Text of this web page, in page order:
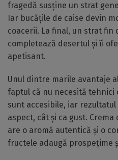
fragedă susține un strat
Iar bucățile de caise devin
coacerii. La final, un strat fin
completează desertul și îi
apetisant.
Unul dintre marile avantaje
faptul că nu necesită
sunt accesibile, iar
aspect, cât și ca gust.
are o aromă autentică și o
fructele adaugă prospețime